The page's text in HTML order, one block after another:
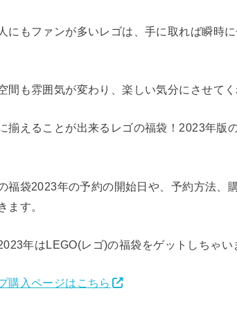
にもファンが多いレゴは、手に取れば瞬時
間も雰囲気が変わり、楽しい気分にさせてく
揃えることが出来るレゴの福袋！2023年版
福袋2023年の予約の開始日や、予約方法、
ます。
年はLEGO(レゴ)の福袋をゲットしちゃい
購入ページはこちら